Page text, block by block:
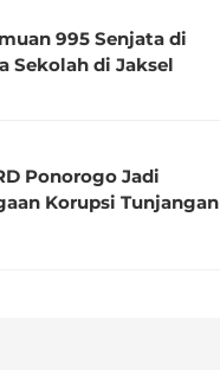
995 Senjata di
Sekolah di Jaksel
Ponorogo Jadi
Korupsi Tunjangan